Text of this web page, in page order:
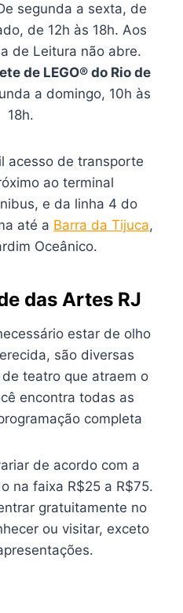
segunda a sexta, de
de 12h às 18h. Aos
de Leitura não abre.
de LEGO® do Rio de
a domingo, 10h às
18h.
acesso de transporte
ao terminal
e da linha 4 do
até a Barra da Tijuca,
Oceânico.
das Artes RJ
estar de olho
são diversas
teatro que atraem o
encontra todas as
completa
de acordo com a
na faixa R$25 a R$75.
gratuitamente no
ou visitar, exceto